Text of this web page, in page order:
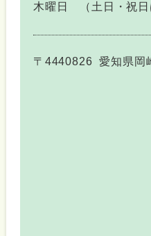
木曜日 （土日・祝日
〒4440826 愛知県岡